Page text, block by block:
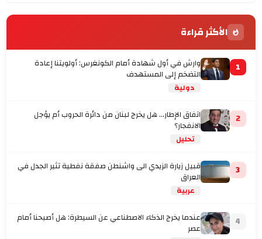
الأكثر قراءة
1 وارش في أول شهادة أمام الكونغرس: أولويتنا إعادة
التضخم إلى المستهدف
دولية
2 اتفاق الإطار... هل يخرج لبنان من دائرة الحروب أم يؤجل
الانفجار؟
تحليل
3 قبيل زيارة الزيدي الى واشنطن صفقة نفطية تثير الجدل في
العراق
عربية
4 عندما يخرج الذكاء الاصطناعي عن السيطرة: هل أصبحنا أمام
عصر